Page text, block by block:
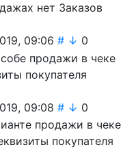
нет Заказов
09:06 # ↓ 0
продажи в чеке
покупателя
09:08 # ↓ 0
продажи в чеке
покупателя